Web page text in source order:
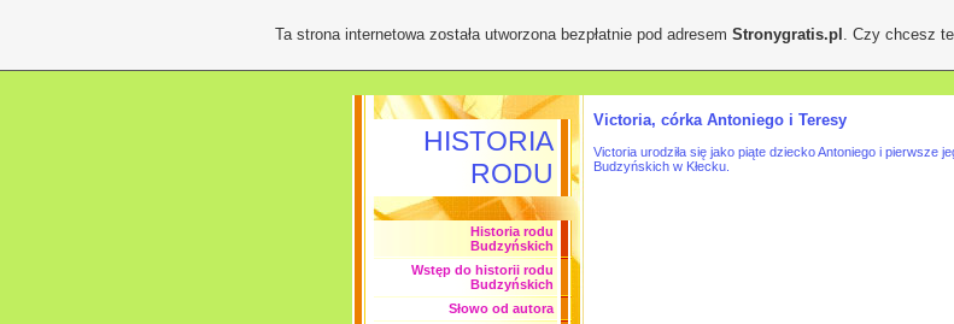
HISTORIA
RODU
Historia rodu
Budzyńskich
Wstęp do historii rodu
Budzyńskich
Słowo od autora
Victoria, córka Antoniego i Teresy
Victoria urodziła się jako piąte dziecko Antoniego i pierwsze
Budzyńskich w Kłecku.
Ta strona internetowa została utworzona bezpłatnie pod adresem Stronygratis.pl . Czy chcesz